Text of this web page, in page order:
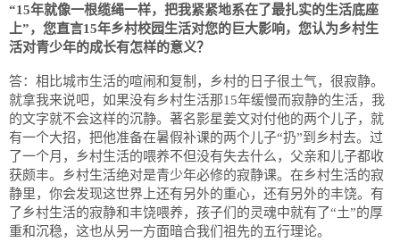
“15年就像一根缆绳一样，把我紧紧地系在了最扎实的生活底座
上”，您直言15年乡村校园生活对您的巨大影响，您认为乡村生
活对青少年的成长有怎样的意义？
答：相比城市生活的喧闹和复制，乡村的日子很土气，很寂静。
就拿我来说吧，如果没有乡村生活那15年缓慢而寂静的生活，我
的文字就不会这样的沉静。著名影星姜文对付他的两个儿子，就
有一个大招，把他准备在暑假补课的两个儿子“扔”到乡村去。过
了一个月，乡村生活的喂养不但没有失去什么，父亲和儿子都收
获颇丰。乡村生活绝对是青少年必修的寂静课。在乡村生活的寂
静里，你会发现这世界上还有另外的重心，还有另外的丰饶。有
了乡村生活的寂静和丰饶喂养，孩子们的灵魂中就有了“土”的厚
重和沉稳，这也从另一方面暗合我们祖先的五行理论。